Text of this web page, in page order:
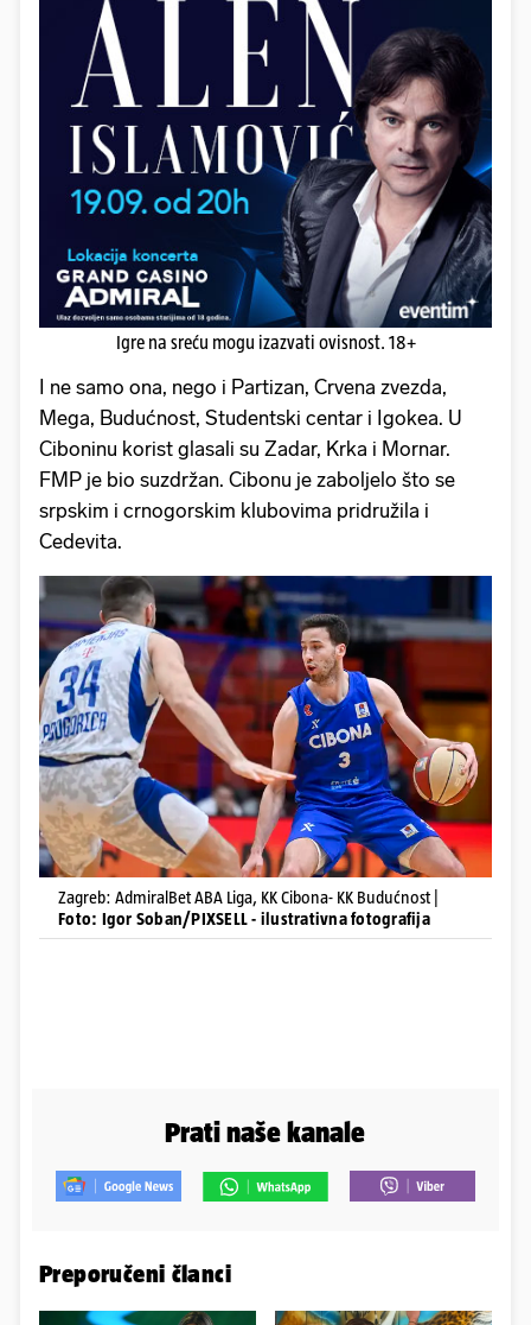
Igre na sreću mogu izazvati ovisnost. 18+
I ne samo ona, nego i Partizan, Crvena zvezda,
Mega, Budućnost, Studentski centar i Igokea. U
Ciboninu korist glasali su Zadar, Krka i Mornar.
FMP je bio suzdržan. Cibonu je zaboljelo što se
srpskim i crnogorskim klubovima pridružila i
Cedevita.
Zagreb: AdmiralBet ABA Liga, KK Cibona- KK Budućnost |
Foto: Igor Soban/PIXSELL - ilustrativna fotografija
Prati naše kanale
Preporučeni članci